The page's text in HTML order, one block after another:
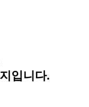
입니다.